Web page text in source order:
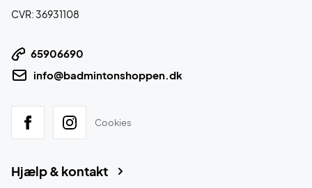
CVR: 36931108
65906690
info@badmintonshoppen.dk
Cookies
Hjælp & kontakt